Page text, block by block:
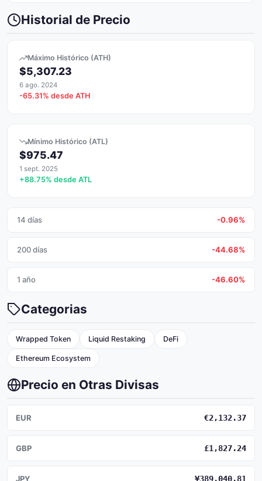
Historial de Precio
Máximo Histórico (ATH)
$5,307.23
6 ago. 2024
-65.31% desde ATH
Mínimo Histórico (ATL)
$975.47
1 sept. 2025
+88.75% desde ATL
14 días -0.96%
200 días -44.68%
1 año -46.60%
Categorias
Wrapped Token Liquid Restaking DeFi
Ethereum Ecosystem
Precio en Otras Divisas
EUR €2,132.37
GBP £1,827.24
JPY ¥389,040.81